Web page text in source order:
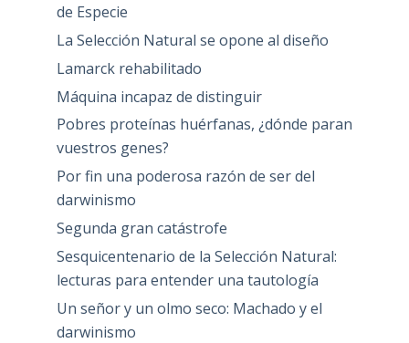
de Especie
La Selección Natural se opone al diseño
Lamarck rehabilitado
Máquina incapaz de distinguir
Pobres proteínas huérfanas, ¿dónde paran
vuestros genes?
Por fin una poderosa razón de ser del
darwinismo
Segunda gran catástrofe
Sesquicentenario de la Selección Natural:
lecturas para entender una tautología
Un señor y un olmo seco: Machado y el
darwinismo